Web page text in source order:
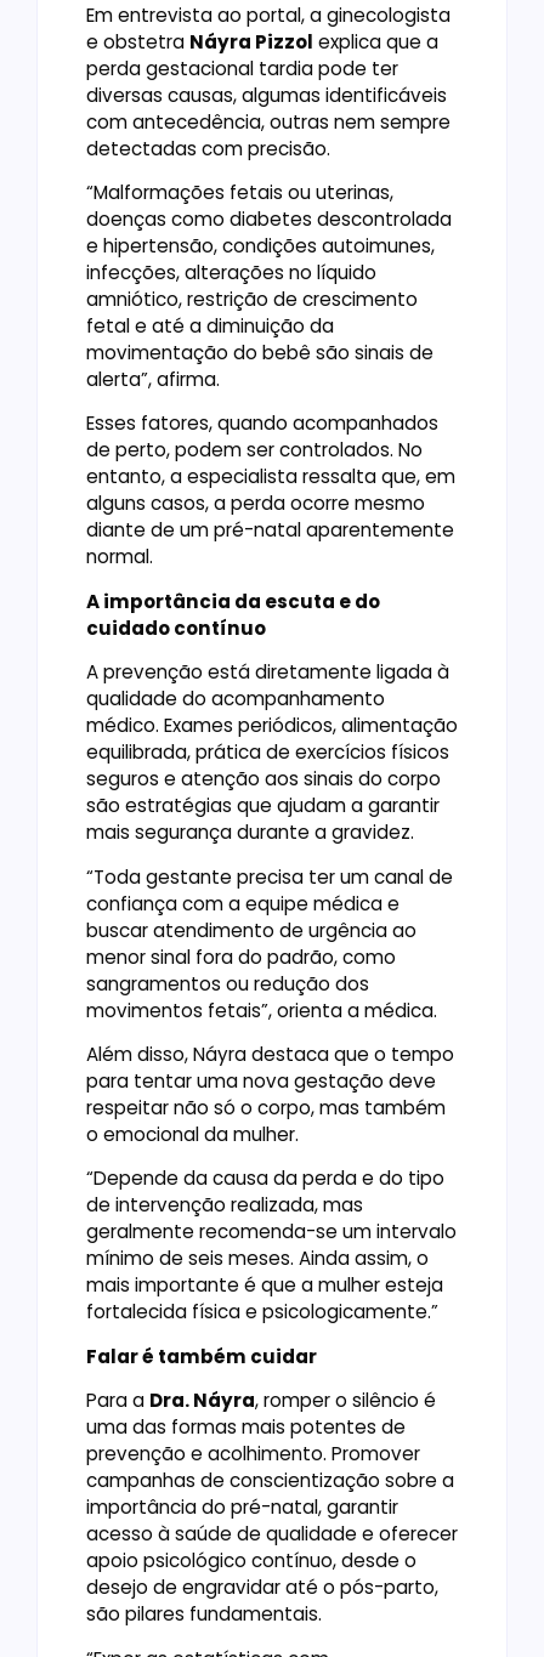
Em entrevista ao portal, a ginecologista
e obstetra Náyra Pizzol explica que a
perda gestacional tardia pode ter
diversas causas, algumas identificáveis
com antecedência, outras nem sempre
detectadas com precisão.
“Malformações fetais ou uterinas,
doenças como diabetes descontrolada
e hipertensão, condições autoimunes,
infecções, alterações no líquido
amniótico, restrição de crescimento
fetal e até a diminuição da
movimentação do bebê são sinais de
alerta”, afirma.
Esses fatores, quando acompanhados
de perto, podem ser controlados. No
entanto, a especialista ressalta que, em
alguns casos, a perda ocorre mesmo
diante de um pré-natal aparentemente
normal.
A importância da escuta e do
cuidado contínuo
A prevenção está diretamente ligada à
qualidade do acompanhamento
médico. Exames periódicos, alimentação
equilibrada, prática de exercícios físicos
seguros e atenção aos sinais do corpo
são estratégias que ajudam a garantir
mais segurança durante a gravidez.
“Toda gestante precisa ter um canal de
confiança com a equipe médica e
buscar atendimento de urgência ao
menor sinal fora do padrão, como
sangramentos ou redução dos
movimentos fetais”, orienta a médica.
Além disso, Náyra destaca que o tempo
para tentar uma nova gestação deve
respeitar não só o corpo, mas também
o emocional da mulher.
“Depende da causa da perda e do tipo
de intervenção realizada, mas
geralmente recomenda-se um intervalo
mínimo de seis meses. Ainda assim, o
mais importante é que a mulher esteja
fortalecida física e psicologicamente.”
Falar é também cuidar
Para a Dra. Náyra, romper o silêncio é
uma das formas mais potentes de
prevenção e acolhimento. Promover
campanhas de conscientização sobre a
importância do pré-natal, garantir
acesso à saúde de qualidade e oferecer
apoio psicológico contínuo, desde o
desejo de engravidar até o pós-parto,
são pilares fundamentais.